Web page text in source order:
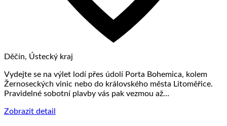
Děčín, Ústecký kraj
Vydejte se na výlet lodí přes údolí Porta Bohemica, kolem
Žernoseckých vinic nebo do královského města Litoměřice.
Pravidelné sobotní plavby vás pak vezmou až…
Zobrazit detail